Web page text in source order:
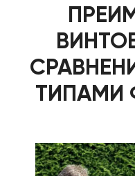
ТИПАМИ